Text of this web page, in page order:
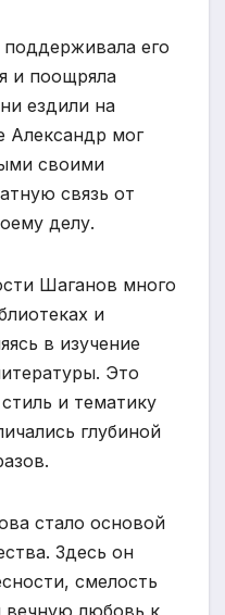
его
и поощряла
ездили на
Александр мог
своими
связь от
делу.
Шаганов много
и
в изучение
Это
и тематику
глубиной
стало основой
Здесь он
смелость
любовь к